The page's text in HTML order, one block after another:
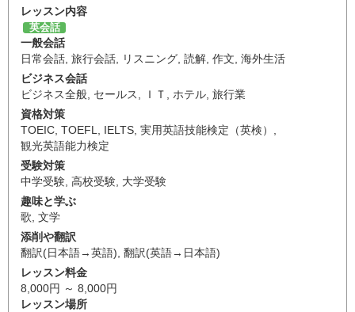
レッスン内容
英会話
一般会話
日常会話, 旅行会話, リスニング, 読解, 作文, 海外生活
ビジネス会話
ビジネス全般, セールス, ＩＴ , ホテル, 旅行業
資格対策
TOEIC, TOEFL, IELTS, 実用英語技能検定（英検） ,
観光英語能力検定
受験対策
中学受験, 高校受験, 大学受験
趣味と学ぶ
歌, 文学
添削や翻訳
翻訳(日本語→英語), 翻訳(英語→日本語)
レッスン料金
8,000円 ～ 8,000円
レッスン場所